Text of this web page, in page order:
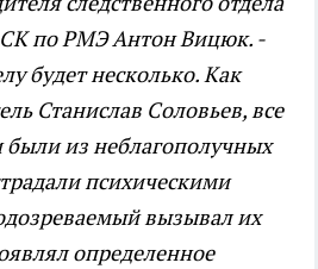
по РМЭ Антон Вицюк. -
будет несколько. Как
Станислав Соловьев, все
были из неблагополучных
психическими
вызывал их
определенное